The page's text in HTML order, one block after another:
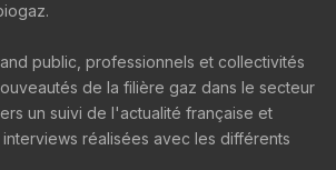
public, professionnels et collectivités
de la filière gaz dans le secteur
un suivi de l'actualité française et
réalisées avec les différents